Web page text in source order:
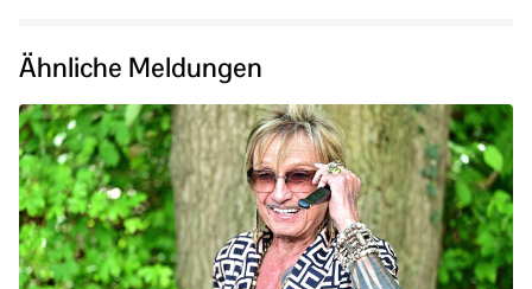
Ähnliche Meldungen